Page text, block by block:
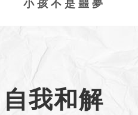
小孩不是噩夢
我和解